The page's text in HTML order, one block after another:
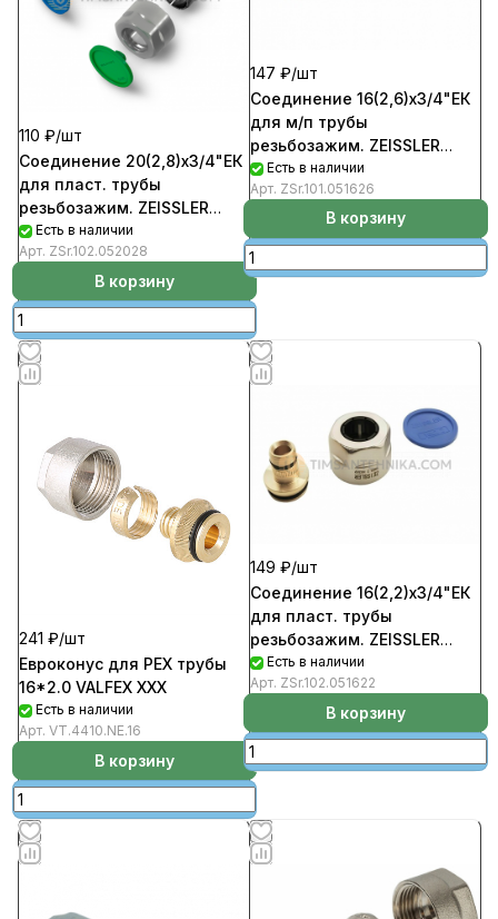
110 ₽/шт
Соединение 20(2,8)х3/4"ЕК
для пласт. трубы
резьбозажим. ZEISSLER
(5шт)
Есть в наличии
Арт. ZSr.102.052028
В корзину
147 ₽/шт
Соединение 16(2,6)х3/4"ЕК
для м/п трубы
резьбозажим. ZEISSLER
(5шт)
Есть в наличии
Арт. ZSr.101.051626
В корзину
241 ₽/шт
Евроконус для PEX трубы
16*2.0 VALFEX ХХХ
Есть в наличии
Арт. VT.4410.NE.16
В корзину
149 ₽/шт
Соединение 16(2,2)х3/4"ЕК
для пласт. трубы
резьбозажим. ZEISSLER
(5шт)
Есть в наличии
Арт. ZSr.102.051622
В корзину